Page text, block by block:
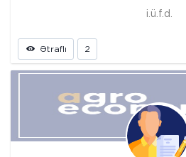
i.ü.f.d.
Ətraflı 2